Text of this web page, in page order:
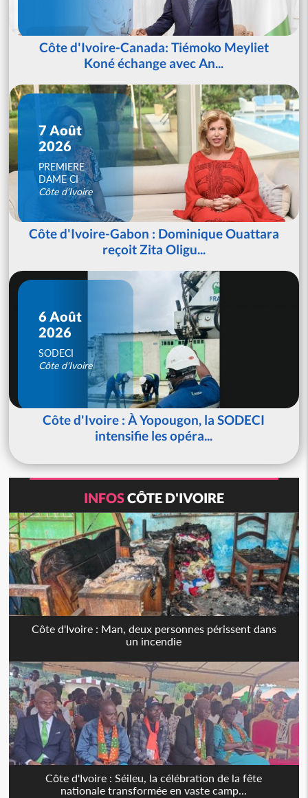
Côte d'Ivoire-Canada: Tiémoko Meyliet
Koné échange avec An...
7 Août
2026
PREMIERE
DAME CI
Côte d'Ivoire
Côte d'Ivoire-Gabon : Dominique Ouattara
reçoit Zita Oligu...
6 Août
2026
SODECI
Côte d'Ivoire
Côte d'Ivoire : À Yopougon, la SODECI
intensifie les opéra...
INFOSCÔTE D'IVOIRE
Côte d'Ivoire : Man, deux personnes périssent dans
un incendie
Côte d'Ivoire : Séileu, la célébration de la fête
nationale transformée en vaste camp...